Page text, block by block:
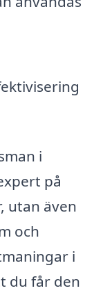
i
på
utan även
och
i
du får den